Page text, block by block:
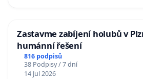
Zastavme zabíjení holubů v
humánní řešení
816 podpisů
38 Podpisy / 7 dní
14 Jul 2026